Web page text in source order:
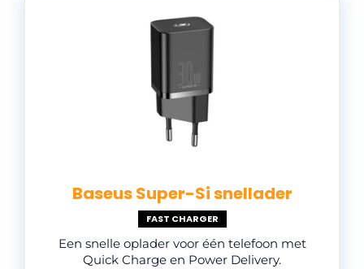
Baseus Super-Si snellader
FAST CHARGER
Een snelle oplader voor één telefoon met
Quick Charge en Power Delivery.